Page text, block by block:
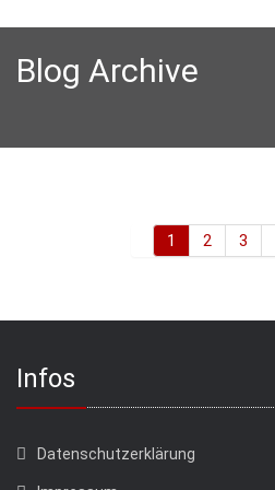
Blog Archive
1 2 3
Infos
Datenschutzerklärung